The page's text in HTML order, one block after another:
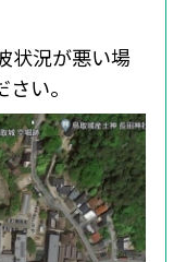
状況が悪い場
い。